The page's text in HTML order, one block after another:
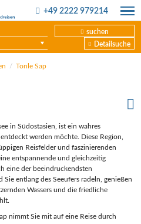
+49 2222 979214
suchen
Detailsuche
Tonle Sap
in Südostasien, ist ein wahres
werden möchte. Diese Region,
Reisfelder und faszinierenden
entspannende und gleichzeitig
eine der beeindruckendsten
entlang des Seeufers radeln, genießen
Wassers und die friedliche
nimmt Sie mit auf eine Reise durch